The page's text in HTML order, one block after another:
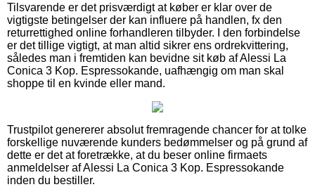
Tilsvarende er det prisværdigt at køber er klar over de
vigtigste betingelser der kan influere på handlen, fx den
returrettighed online forhandleren tilbyder. I den forbindelse
er det tillige vigtigt, at man altid sikrer ens ordrekvittering,
således man i fremtiden kan bevidne sit køb af Alessi La
Conica 3 Kop. Espressokande, uafhængig om man skal
shoppe til en kvinde eller mand.
Trustpilot genererer absolut fremragende chancer for at tolke
forskellige nuværende kunders bedømmelser og på grund af
dette er det at foretrække, at du beser online firmaets
anmeldelser af Alessi La Conica 3 Kop. Espressokande
inden du bestiller.